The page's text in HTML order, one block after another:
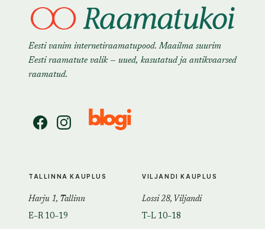
Eesti vanim internetiraamatupood. Maailma suurim
Eesti raamatute valik — uued, kasutatud ja antikvaarsed
raamatud.
TALLINNA KAUPLUS
Harju 1, Tallinn
E–R 10–19
VILJANDI KAUPLUS
Lossi 28, Viljandi
T–L 10–18